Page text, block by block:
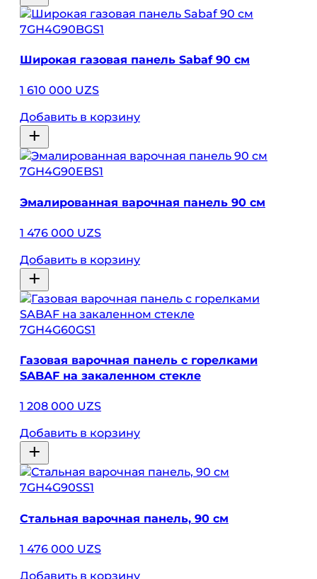
7GH4G90BGS1
Широкая газовая панель Sabaf 90 см
1 610 000 UZS
Добавить в корзину
7GH4G90EBS1
Эмалированная варочная панель 90 см
1 476 000 UZS
Добавить в корзину
7GH4G60GS1
Газовая варочная панель с горелками
SABAF на закаленном стекле
1 208 000 UZS
Добавить в корзину
7GH4G90SS1
Стальная варочная панель, 90 см
1 476 000 UZS
Добавить в корзину